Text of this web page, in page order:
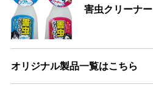
害虫クリーナー
オリジナル製品一覧はこちら